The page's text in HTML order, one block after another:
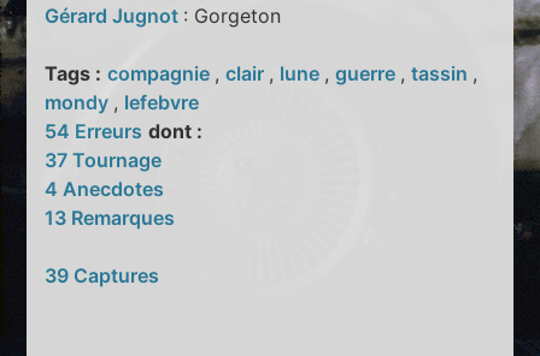
Gérard Jugnot : Gorgeton
Tags : compagnie ,clair , lune ,guerre ,tassin ,
mondy , lefebvre
54 Erreurs dont :
37 Tournage
4 Anecdotes
13 Remarques
39 Captures